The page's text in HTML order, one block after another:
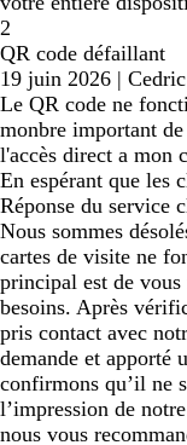
2
QR code défaillant
19 juin 2026 |
Le QR code ne
monbre important
l'accès direct a mon
En espérant que les
Réponse du service
Nous sommes
cartes de visite ne
principal est de
besoins. Après
pris contact avec
demande et apporté
confirmons qu’il ne
l’impression de
nous vous